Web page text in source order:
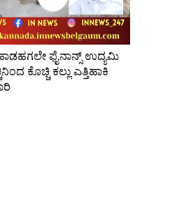
ಫೈನಾನ್ಸ್ ಉದ್ಯಮಿ
ಕೊಚ್ಚಿ ಕಲ್ಲು ಎತ್ತಿಹಾಕಿ